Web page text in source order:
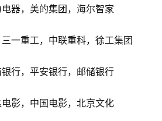
器，美的集团，海尔智家
一重工，中联重科，徐工集团
行，平安银行，邮储银行
影，中国电影，北京文化